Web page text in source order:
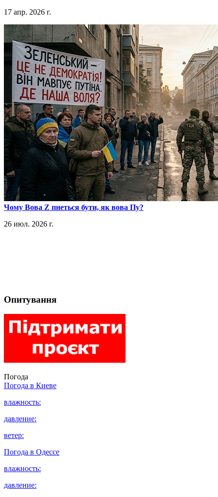
17 апр. 2026 г.
​Чому Вова Z пнеться бути, як вова Пу?
26 июл. 2026 г.
Опитування
Погода
Погода в Киеве
влажность:
давление:
ветер:
Погода в Одессе
влажность:
давление: